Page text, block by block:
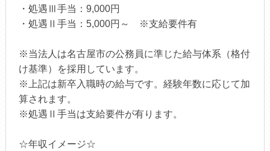
・処遇Ⅲ手当：9,000円
・処遇Ⅱ手当：5,000円～ ※支給要件有
※当法人は名古屋市の公務員に準じた給与体系（格付
け基準）を採用しています。
※上記は新卒入職時の給与です。経験年数に応じて加
算されます。
※処遇Ⅱ手当は支給要件が有ります。
☆年収イメージ☆